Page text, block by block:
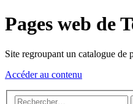
Pages web de
Site regroupant un catalogue de
Accéder au contenu